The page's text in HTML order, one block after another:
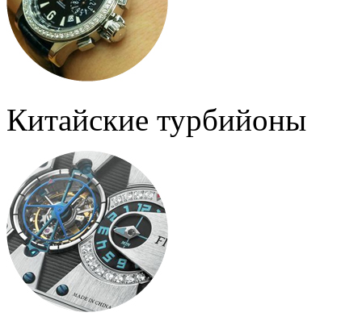
Китайские турбийоны